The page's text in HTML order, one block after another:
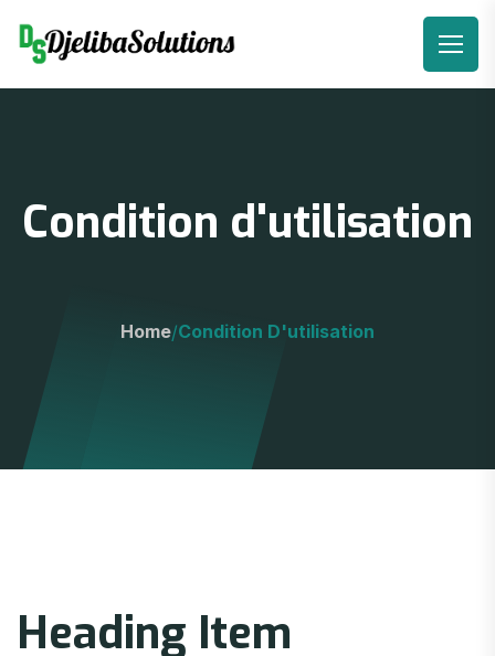
Condition d'utilisation
Home/Condition D'utilisation
Heading Item